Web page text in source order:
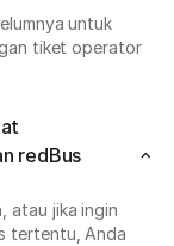
untuk
tiket operator
redBus
atau jika ingin
tertentu, Anda